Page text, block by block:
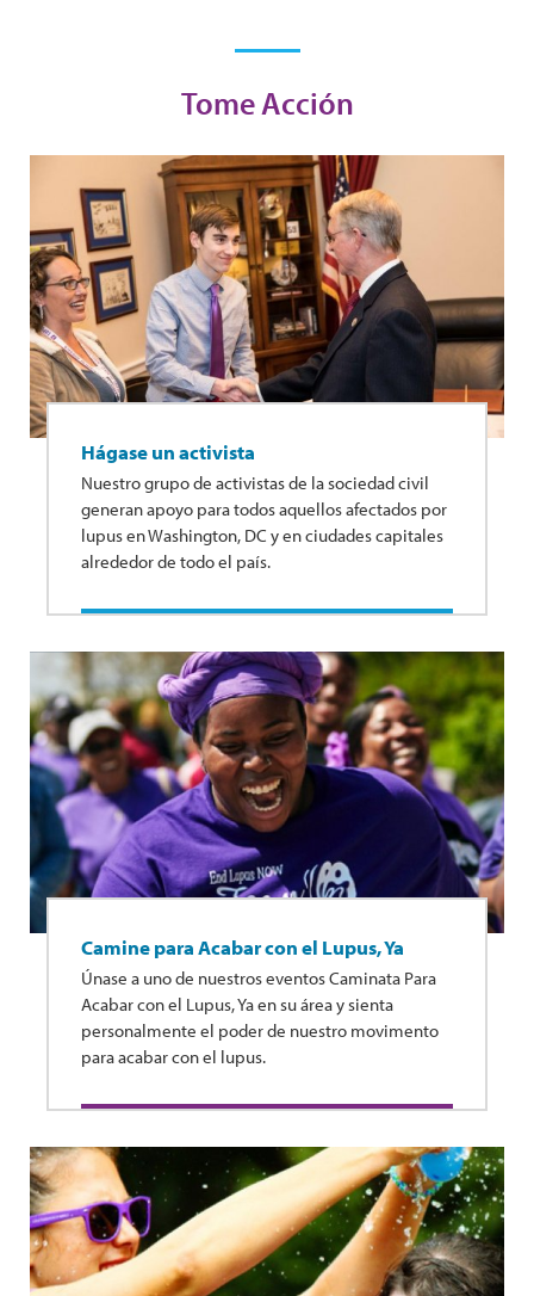
Tome Acción
Hágase un activista
Nuestro grupo de activistas de la sociedad civil
generan apoyo para todos aquellos afectados por
lupus en Washington, DC y en ciudades capitales
alrededor de todo el país.
Camine para Acabar con el Lupus, Ya
Únase a uno de nuestros eventos Caminata Para
Acabar con el Lupus, Ya en su área y sienta
personalmente el poder de nuestro movimento
para acabar con el lupus.